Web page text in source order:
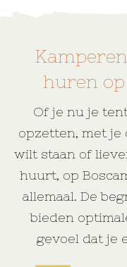
huren op
Of je nu je
opzetten, met je
wilt staan of
huurt, op
allemaal. De
bieden
gevoel dat je